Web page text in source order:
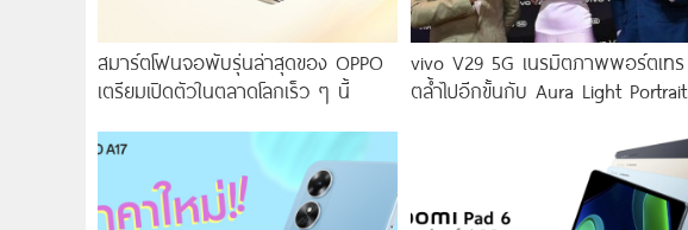
สมาร์ตโฟนจอพับรุ่นล่าสุดของ OPPO
เตรียมเปิดตัวในตลาดโลกเร็ว ๆ นี้
vivo V29 5G เนรมิตภาพพอร์ตเทร
ตล้ำไปอีกขั้นกับ Aura Light Portrait